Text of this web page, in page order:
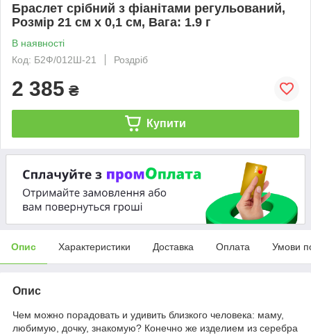
Браслет срібний з фіанітами регульований,
Розмір 21 см x 0,1 см, Вага: 1.9 г
В наявності
Код: Б2Ф/012Ш-21
Роздріб
2 385 ₴
Купити
Опис Характеристики Доставка Оплата Умови
Опис
Чем можно порадовать и удивить близкого человека: маму,
любимую, дочку, знакомую? Конечно же изделием из серебра